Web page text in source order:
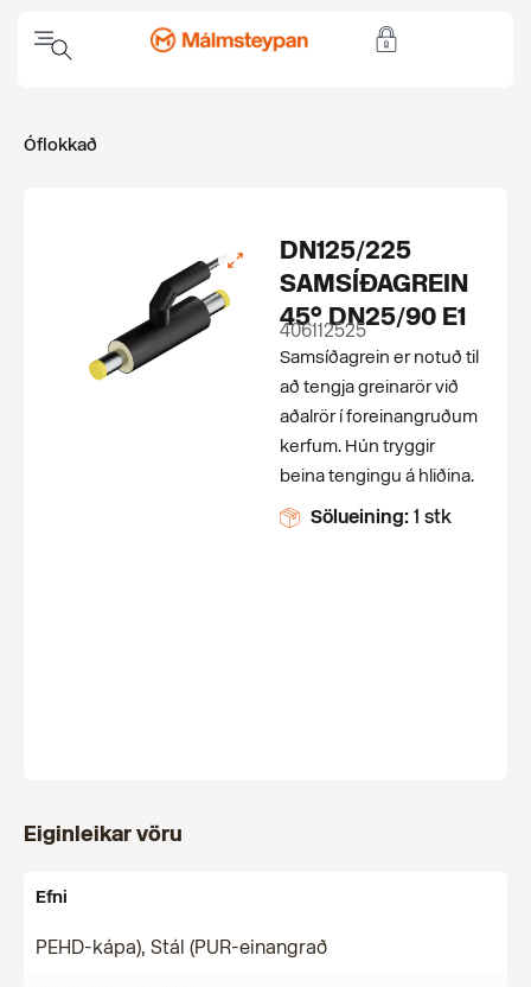
Óflokkað
DN125/225
SAMSÍÐAGREIN
45° DN25/90 E1
406112525
Samsíðagrein er notuð til
að tengja greinarör við
aðalrör í for­einangruðum
kerfum. Hún tryggir
beina tengingu á hliðina.
Sölueining:1 stk
Eiginleikar vöru
Efni
PEHD-kápa), Stál (PUR-einangrað